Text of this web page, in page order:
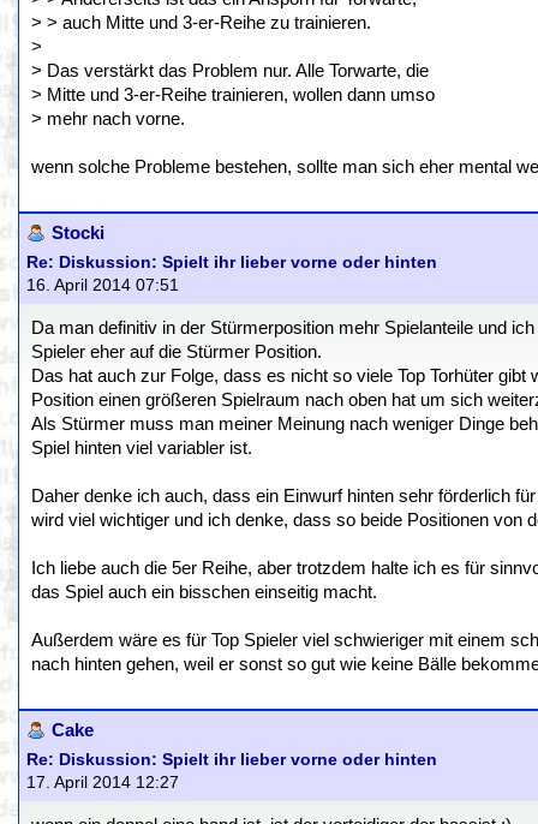
> > auch Mitte und 3-er-Reihe zu trainieren.
>
> Das verstärkt das Problem nur. Alle Torwarte, die
> Mitte und 3-er-Reihe trainieren, wollen dann umso
> mehr nach vorne.
wenn solche Probleme bestehen, sollte man sich eher mental
Stocki
Re: Diskussion: Spielt ihr lieber vorne oder hinten
16. April 2014 07:51
Da man definitiv in der Stürmerposition mehr Spielanteile und
Spieler eher auf die Stürmer Position.
Das hat auch zur Folge, dass es nicht so viele Top Torhüter
Position einen größeren Spielraum nach oben hat um sich
Als Stürmer muss man meiner Meinung nach weniger Dinge
Spiel hinten viel variabler ist.
Daher denke ich auch, dass ein Einwurf hinten sehr förderlich
wird viel wichtiger und ich denke, dass so beide Positionen von
Ich liebe auch die 5er Reihe, aber trotzdem halte ich es für
das Spiel auch ein bisschen einseitig macht.
Außerdem wäre es für Top Spieler viel schwieriger mit einem
nach hinten gehen, weil er sonst so gut wie keine Bälle
Cake
Re: Diskussion: Spielt ihr lieber vorne oder hinten
17. April 2014 12:27